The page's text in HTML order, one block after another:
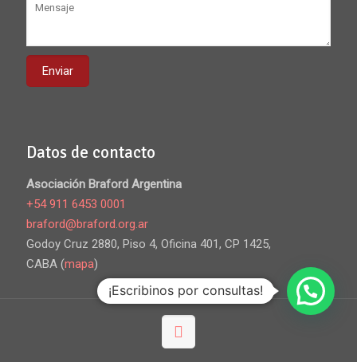
Datos de contacto
Asociación Braford Argentina
+54 911 6453 0001
braford@braford.org.ar
Godoy Cruz 2880, Piso 4, Oficina 401, CP 1425,
CABA (mapa)
¡Escribinos por consultas!